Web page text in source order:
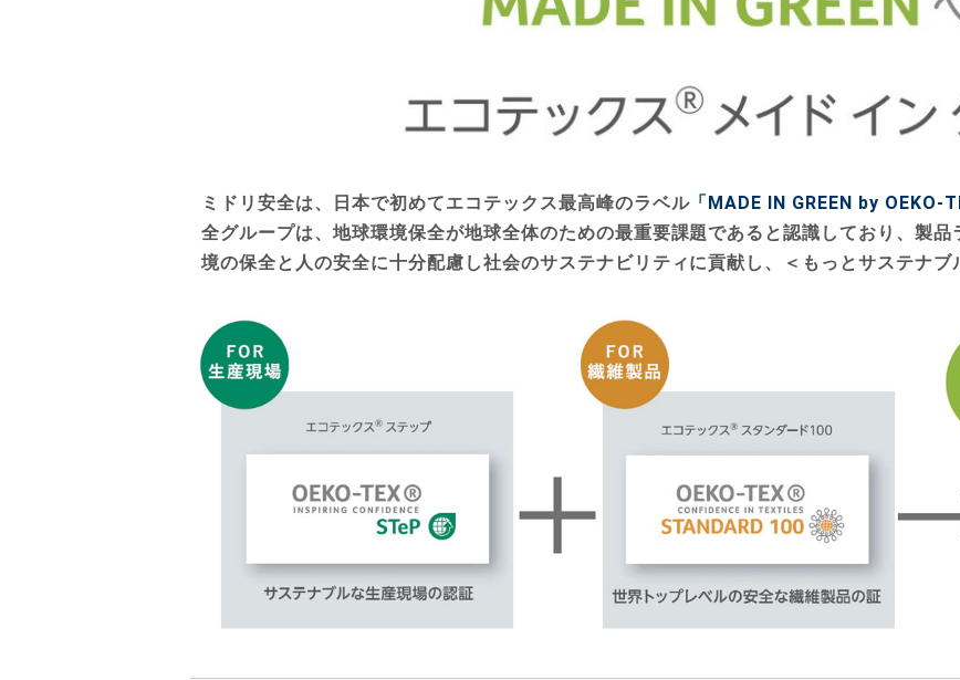
ミドリ安全は、日本で初めてエコテックス最高峰のラベル「MADE IN GREEN by OEKO-
全グループは、地球環境保全が地球全体のための最重要課題であると認識しており、製
境の保全と人の安全に十分配慮し社会のサステナビリティに貢献し、＜もっとサステナブ